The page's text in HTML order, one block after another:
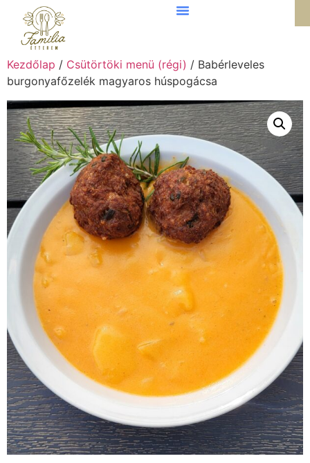
Kezdőlap / Csütörtöki menü (régi) / Babérleveles
burgonyafőzelék magyaros húspogácsa